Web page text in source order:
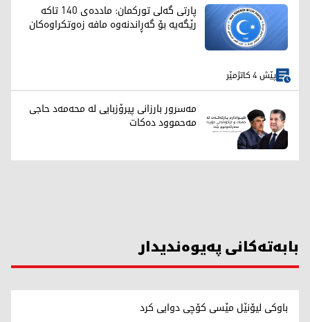
پارتی گەلی تورکمان: ماددەی 140 تاکە
رێگەیە بۆ گەڕاندنەوە مافە زەوتکراوەکان
پێش 4 کاتژمێر
مەسرور بارزانی پیرۆزبایی لە محەمەد حاجی
مەحموود دەکات
بابەتەکانی پەیوەندیدار
باوکی لیۆنێل مێسی کۆچی دوایی کرد